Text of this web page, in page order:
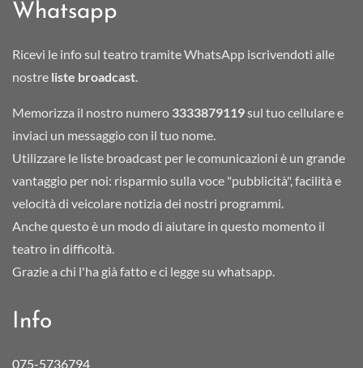
Whatsapp
Ricevi le info sul teatro tramite WhatsApp iscrivendoti alle
nostre liste broadcast.
Memorizza il nostro numero 3333879119sul tuo cellulare e
inviaci un messaggio con il tuo nome.
Utilizzare le liste broadcast per le comunicazioni è un grande
vantaggio per noi: risparmio sulla voce "pubblicità", facilità e
velocità di veicolare notizia dei nostri programmi.
Anche questo è un modo di aiutare in questo momento il
teatro in difficoltà.
Grazie a chi l'ha già fatto e ci legge su whatsapp.
Info
075-5736794